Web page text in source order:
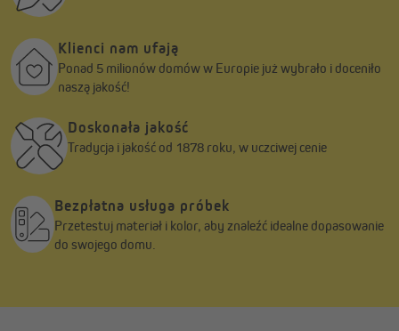
Odbiornik radiowy TDRR-01W składa się z trzech części: modułu
odbiornika, ramki zewnętrznej i ramki nośnej, i jest
przeznaczony do montażu podtynkowego. Za pomocą
natynkowej nasadki dostępnej w naszym sklepie, odbiornik
można również zamontować natynkowo.
Odbiornik TDRR-01W można także zintegrować z innymi
połączeniu z przełącznikiem światła Gira. W tym celu potrzebna
jest odpowiednia ramka pośrednia firmy Gira dla modułów
zegarowych 50x50 mm. Znajdziesz ją w naszym sklepie,
które posiadają dwa przewody sterujące (GÓRA / DÓŁ), a także
Klienci nam ufają
Ponad 5 milionów domów w Europie już wybrało i doceniło
naszą jakość!
Doskonała jakość
Tradycja i jakość od 1878 roku, w uczciwej cenie
Bezpłatna usługa próbek
Przetestuj materiał i kolor, aby znaleźć idealne dopasowanie
do swojego domu.